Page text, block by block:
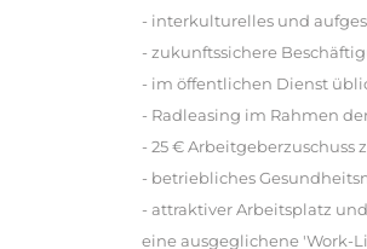
- interkulturelles und
- zukunftssichere
- im öffentlichen Dienst
- Radleasing im Rahmen
- 25 € Arbeitgeberzuschuss
- betriebliches
- attraktiver Arbeitsplatz
eine ausgeglichene 'Work-